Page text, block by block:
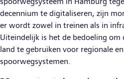
decennium te digitaliseren, zijn
er wordt zowel in treinen als in
Uiteindelijk is het de bedoeling om
land te gebruiken voor regionale
spoorwegsystemen.